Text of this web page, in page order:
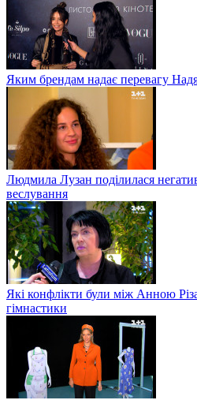
Яким брендам надає перевагу
Людмила Лузан поділилася
веслування
Які конфлікти були між Анною
гімнастики